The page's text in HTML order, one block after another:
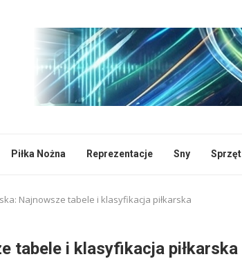
Piłka Nożna Reprezentacje Sny Sprzęt
Najnowsze tabele i klasyfikacja piłkarska
tabele i klasyfikacja piłkarska